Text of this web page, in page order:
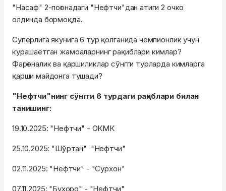
"Насаф" 2-поғонадаги "Нефтчи"дан атиги 2 очко
олдинда бормоқда.
Суперлига якунига 6 тур қолганида чемпионлик учун
курашаётган жамоаларнинг рақиблари кимлар?
Фарғоналик ва қаршиликлар сўнгги турларда кимларга
қарши майдонга тушади?
"Нефтчи"нинг сўнгги 6 турдаги рақиблари билан
танишинг:
19.10.2025: "Нефтчи" - ОКМК
25.10.2025: "Шўртан" "Нефтчи"
02.11.2025: "Нефтчи" - "Сурхон"
07.11.2025: "Бухоро" - "Нефтчи"